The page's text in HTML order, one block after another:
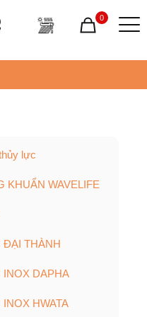
0
lực
KHUẨN WAVELIFE
ĐẠI THÀNH
DAPHA
HWATA